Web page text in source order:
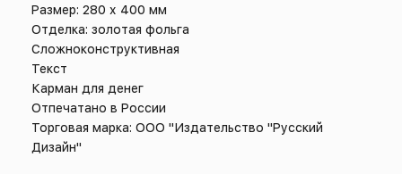
Размер: 280 х 400 мм
Отделка: золотая фольга
Сложноконструктивная
Текст
Карман для денег
Отпечатано в России
Торговая марка: ООО "Издательство "Русский
Дизайн"